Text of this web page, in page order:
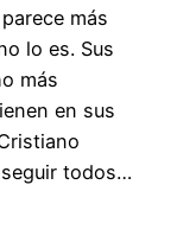
más
lo es. Sus
más
en sus
todos…